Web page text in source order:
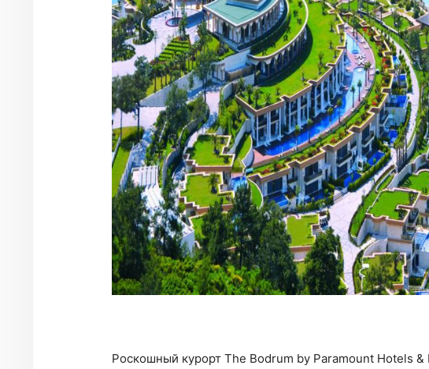
Роскошный курорт The Bodrum by Paramount Hotels